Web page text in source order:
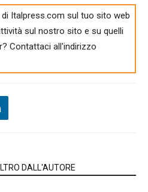
Italpress.com sul tuo sito web
sul nostro sito e su quelli
Contattaci all'indirizzo
DALL'AUTORE